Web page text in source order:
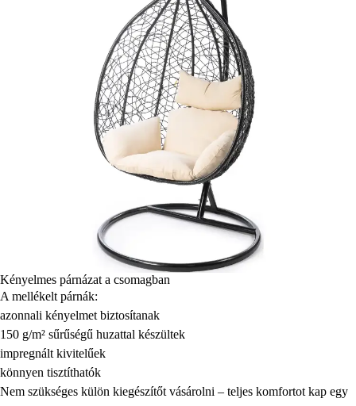
Kényelmes párnázat a csomagban
A mellékelt párnák:
azonnali kényelmet biztosítanak
150 g/m² sűrűségű huzattal készültek
impregnált kivitelűek
könnyen tisztíthatók
Nem szükséges külön kiegészítőt vásárolni – teljes komfortot kap egy